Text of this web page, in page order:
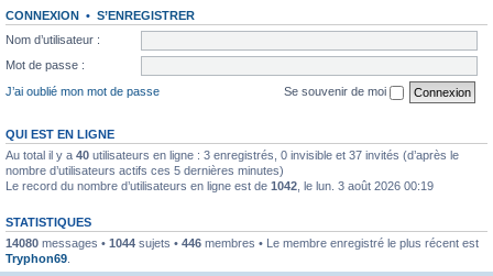
CONNEXION • S’ENREGISTRER
Nom d’utilisateur :
Mot de passe :
J’ai oublié mon mot de passe
Se souvenir de moi
QUI EST EN LIGNE
Au total il y a 40 utilisateurs en ligne : 3 enregistrés, 0 invisible et 37 invités (d’après le
nombre d’utilisateurs actifs ces 5 dernières minutes)
Le record du nombre d’utilisateurs en ligne est de 1042 , le lun. 3 août 2026 00:19
STATISTIQUES
14080 messages • 1044 sujets • 446 membres • Le membre enregistré le plus récent est
Tryphon69